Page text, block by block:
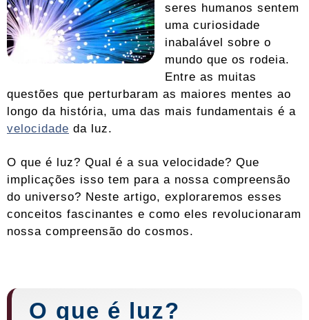
seres humanos sentem
uma curiosidade
inabalável sobre o
mundo que os rodeia.
Entre as muitas
questões que perturbaram as maiores mentes ao
longo da história, uma das mais fundamentais é a
velocidade da luz.
O que é luz? Qual é a sua velocidade? Que
implicações isso tem para a nossa compreensão
do universo? Neste artigo, exploraremos esses
conceitos fascinantes e como eles revolucionaram
nossa compreensão do cosmos.
O que é luz?